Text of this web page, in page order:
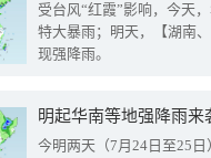
受台风“红霞”影响，今天
特大暴雨；明天，【湖南
现强降雨。
明起华南等地强降雨
今明两天（7月24日至25